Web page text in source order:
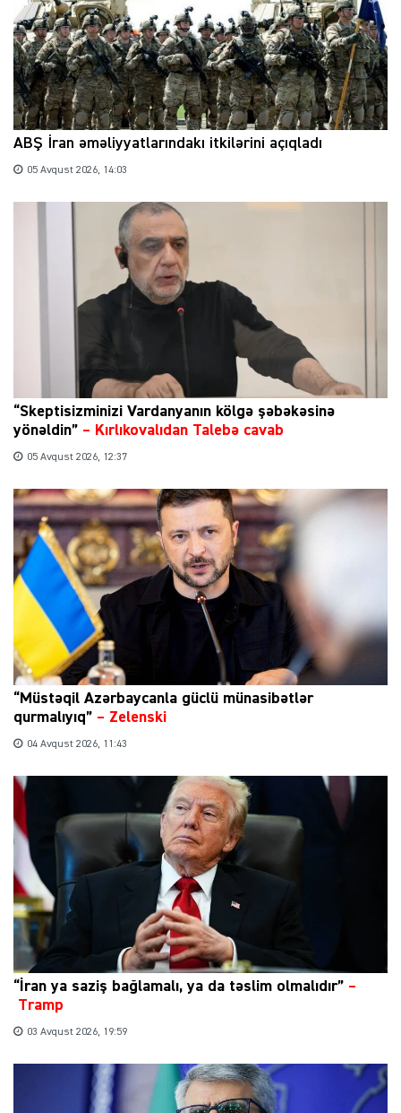
ABŞ İran əməliyyatlarındakı itkilərini açıqladı
05 Avqust 2026, 14:03
“Skeptisizminizi Vardanyanın kölgə şəbəkəsinə
yönəldin” – Kırlıkovalıdan Talebə cavab
05 Avqust 2026, 12:37
“Müstəqil Azərbaycanla güclü münasibətlər
qurmalıyıq” – Zelenski
04 Avqust 2026, 11:43
“İran ya saziş bağlamalı, ya da təslim olmalıdır” –
Tramp
03 Avqust 2026, 19:59